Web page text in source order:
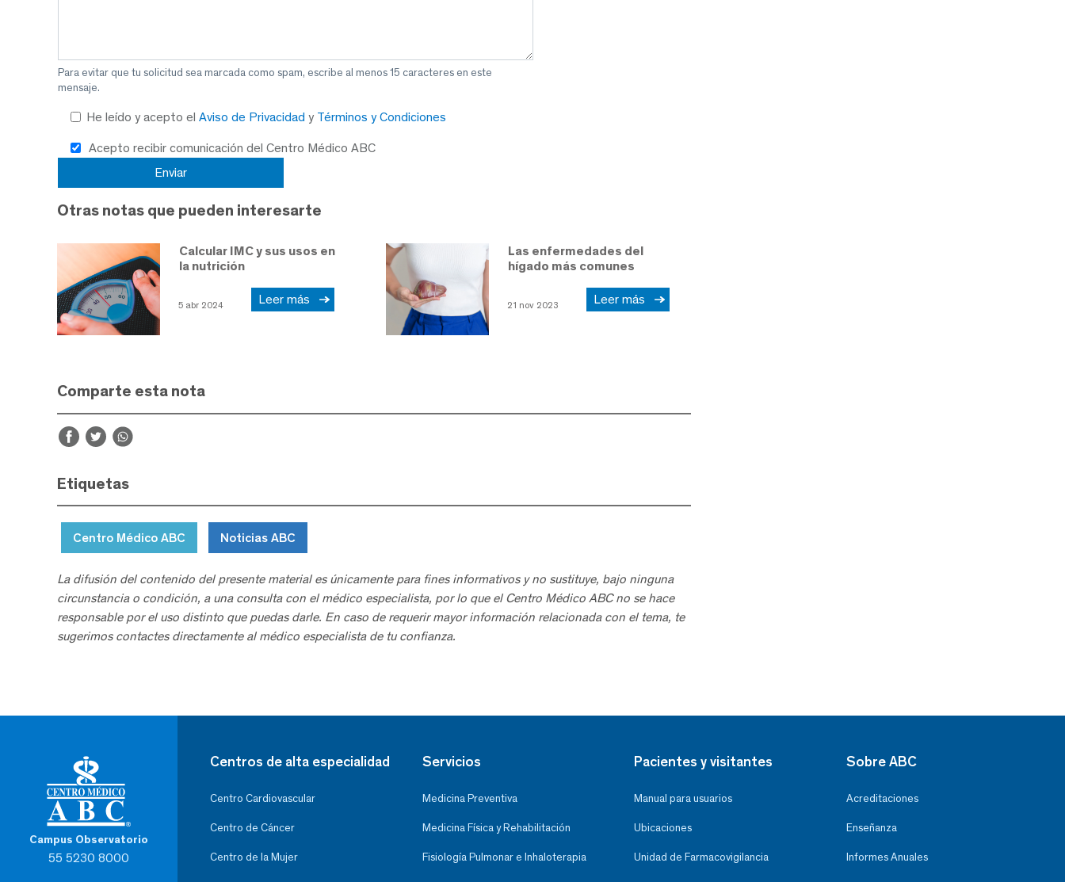
Para evitar que tu solicitud sea marcada como spam, escribe al menos 15 caracteres en este
mensaje.
He leído y acepto el Aviso de Privacidad y Términos y Condiciones
Acepto recibir comunicación del Centro Médico ABC
Otras notas que pueden interesarte
Calcular IMC y sus usos en
la nutrición
5 abr 2024 Leer más
Las enfermedades del
hígado más comunes
21 nov 2023 Leer más
Comparte esta nota
Etiquetas
Centro Médico ABC Noticias ABC
La difusión del contenido del presente material es únicamente para fines informativos y no sustituye, bajo ninguna
circunstancia o condición, a una consulta con el médico especialista, por lo que el Centro Médico ABC no se hace
responsable por el uso distinto que puedas darle. En caso de requerir mayor información relacionada con el tema, te
sugerimos contactes directamente al médico especialista de tu confianza.
Campus Observatorio
55 5230 8000
Centros de alta especialidad
Centro Cardiovascular
Centro de Cáncer
Centro de la Mujer
Servicios
Medicina Preventiva
Medicina Física y Rehabilitación
Fisiología Pulmonar e Inhaloterapia
Pacientes y visitantes
Manual para usuarios
Ubicaciones
Unidad de Farmacovigilancia
Sobre ABC
Acreditaciones
Enseñanza
Informes Anuales